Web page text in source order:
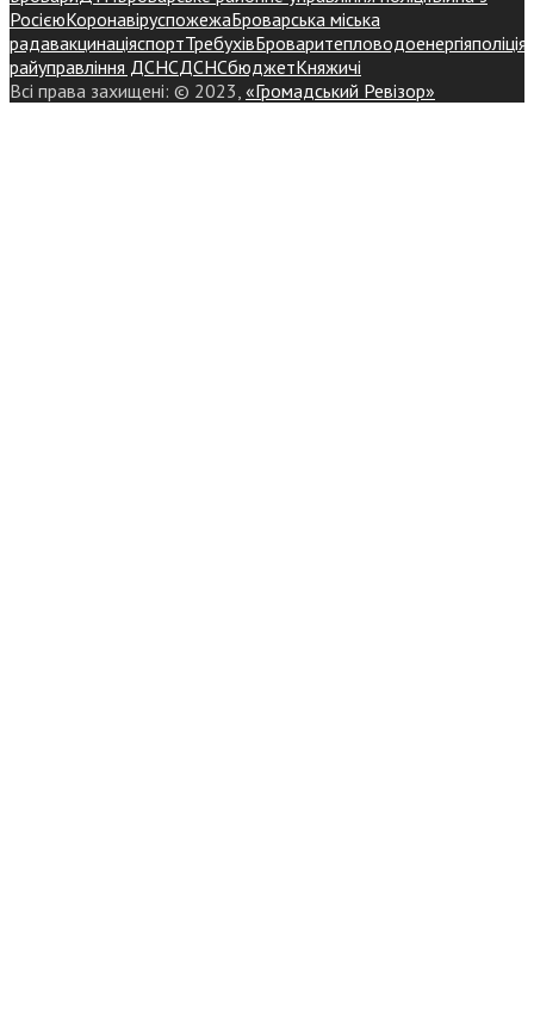
РосієюКоронавіруспожежаБроварська міська
радавакцинаціяспортТребухівБроваритепловодоенергіяполіція
райуправління ДСНСДСНСбюджетКняжичі
Всі права захищені: © 2023, «Громадський Ревізор»